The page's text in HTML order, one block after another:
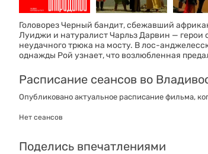
Головорез Черный бандит, сбежавший
Луиджи и натуралист Чарльз Дарвин — герои
неудачного трюка на мосту. В лос-
однажды Рой узнает, что возлюбленная
Расписание сеансов во
Опубликовано актуальное расписание фильма,
Нет сеансов
Поделись впечатлениями